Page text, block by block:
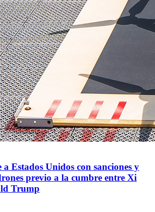
Estados Unidos con sanciones y
previo a la cumbre entre Xi
Trump